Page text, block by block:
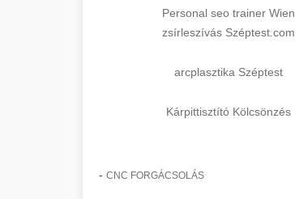
Personal seo trainer Wien
zsírleszívás Széptest.com
arcplasztika Széptest
Kárpittisztító Kölcsönzés
- CNC FORGÁCSOLÁS